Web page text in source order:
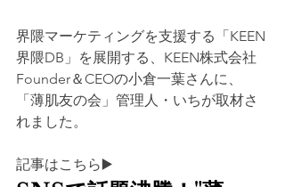
界隈マーケティングを支援する「KEEN
界隈DB」を展開する、KEEN株式会社
Founder＆CEOの小倉一葉さんに、
「薄肌友の会」管理人・いちが取材さ
れました。
記事はこちら▶️